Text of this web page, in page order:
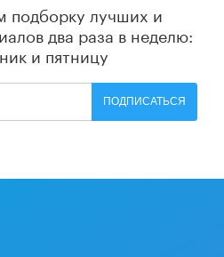
подборку лучших и
два раза в неделю:
и пятницу
ПОДПИСАТЬСЯ